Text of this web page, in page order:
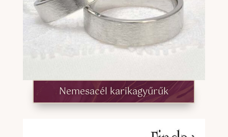
Nemesacél karikagyűrűk